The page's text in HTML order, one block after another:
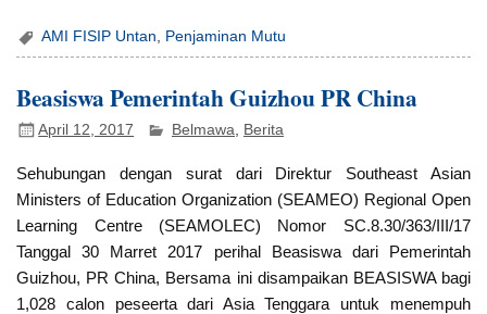
AMI FISIP Untan Penjaminan Mutu
Beasiswa Pemerintah Guizhou PR China
April 12, 2017 Belmawa Berita
Sehubungan dengan surat dari Direktur Southeast Asian
Ministers of Education Organization (SEAMEO) Regional Open
Learning Centre (SEAMOLEC) Nomor SC.8.30/363/III/17
Tanggal 30 Marret 2017 perihal Beasiswa dari Pemerintah
Guizhou, PR China, Bersama ini disampaikan BEASISWA bagi
1,028 calon peseerta dari Asia Tenggara untuk menempuh